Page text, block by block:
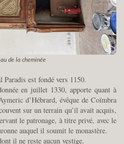
de la cheminée
Paradis est fondé vers 1150.
en juillet 1330, apporte quant à
d’Hébrard, évêque de Coïmbra
sur un terrain qu’il avait acquis,
le patronage, à titre privé, avec le
auquel il soumit le monastère.
il ne reste aucun vestige.